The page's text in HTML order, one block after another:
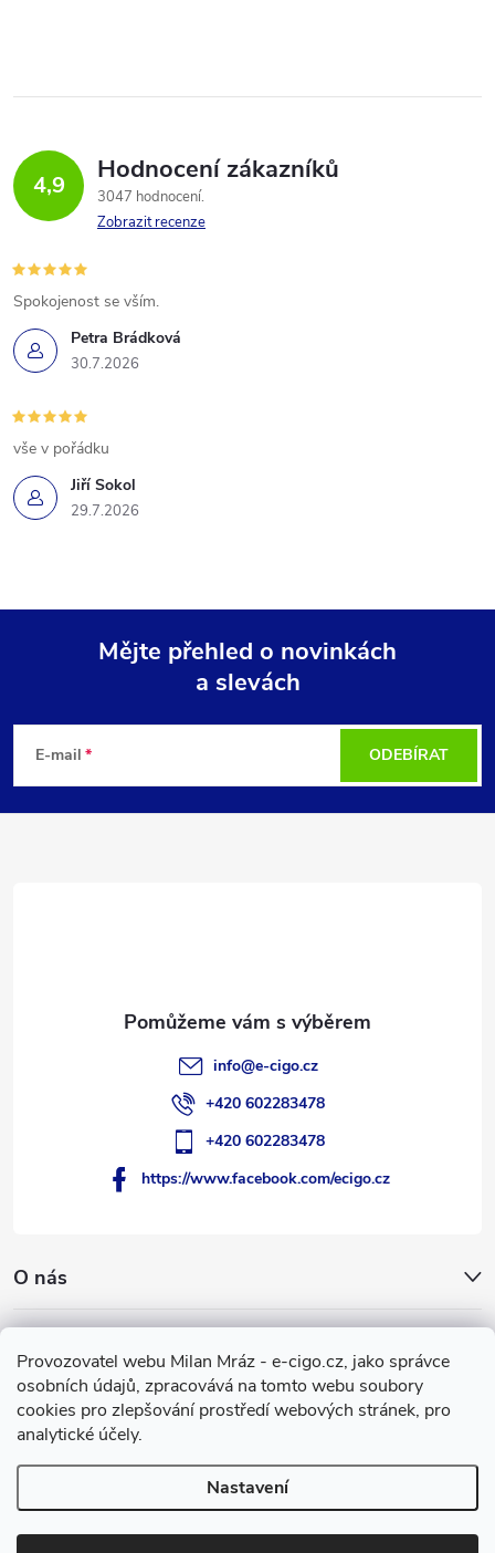
Provozovatel webu Milan Mráz - e-cigo.cz, jako správce
osobních údajů, zpracovává na tomto webu soubory
cookies pro zlepšování prostředí webových stránek, pro
analytické účely.
Nastavení
4,9 Hodnocení zákazníků
3047 hodnocení
Zobrazit recenze
Petra Brádková
30.7.2026
Spokojenost se vším.
Jiří Sokol
29.7.2026
vše v pořádku
p
Mějte přehled o novinkách
a slevách
E-mail ODEBÍRAT
O nás
Facebook
info@e-cigo.cz
+420 602283478
+420 602283478
https://www.facebook.com/ecigo.cz
Copyright 2007-2026e-cigo.cz. Všechna práva vyhrazena.